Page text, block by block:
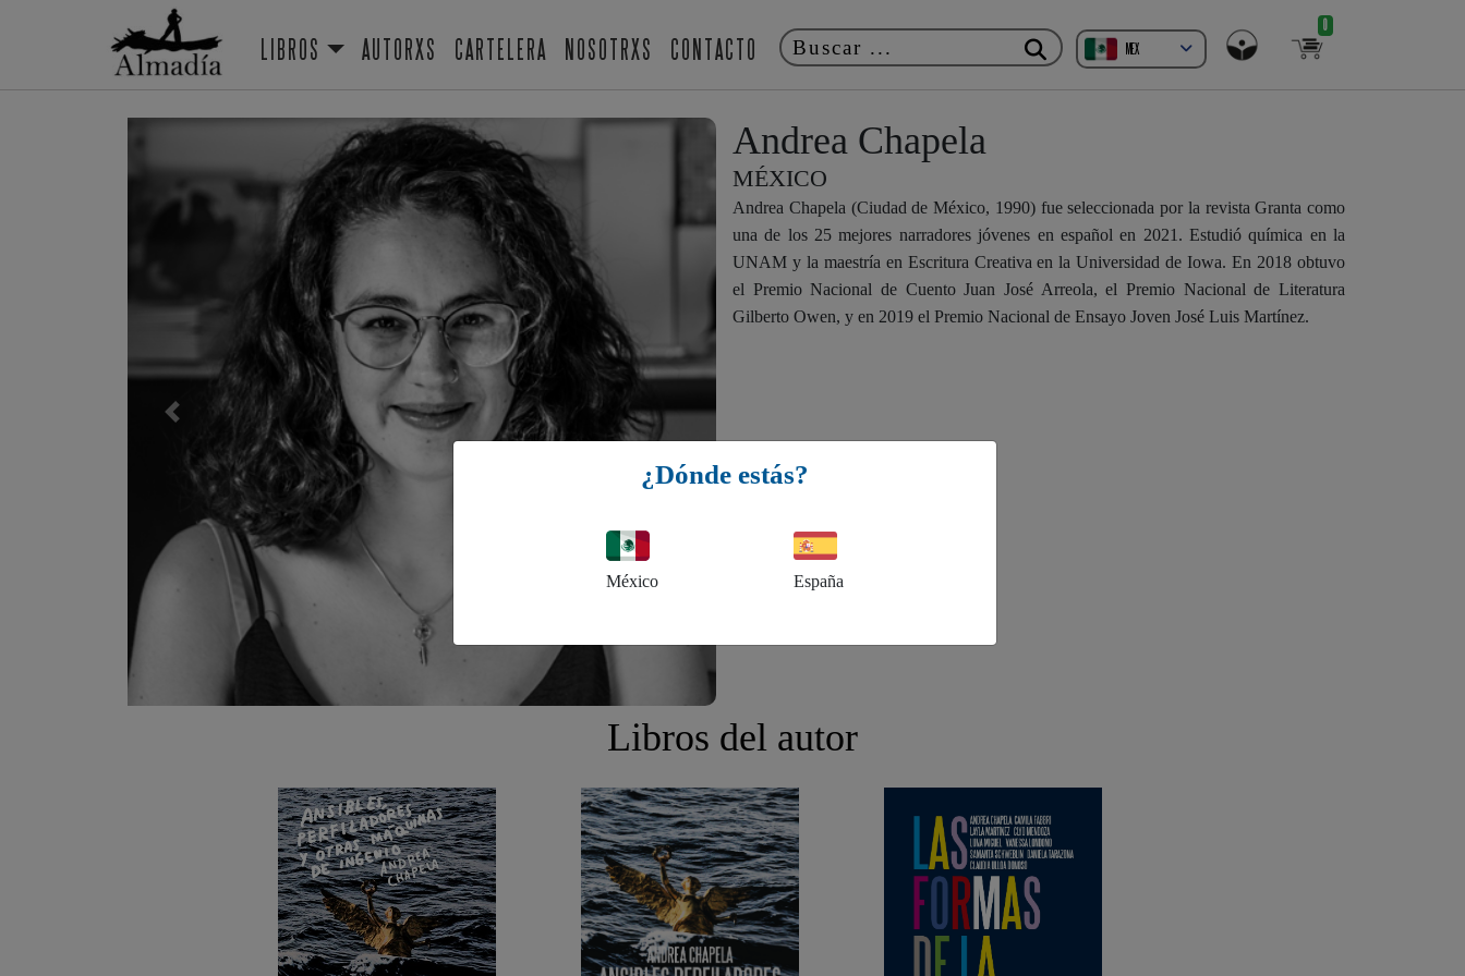
LIBROS AUTORXS CARTELERA NOSOTRXS CONTACTO MEX
0
Previous
Andrea Chapela
MÉXICO
Andrea Chapela (Ciudad de México, 1990) fue seleccionada por la revista Granta como
una de los 25 mejores narradores jóvenes en español en 2021. Estudió química en la
UNAM y la maestría en Escritura Creativa en la Universidad de Iowa. En 2018 obtuvo
el Premio Nacional de Cuento Juan José Arreola, el Premio Nacional de Literatura
Gilberto Owen, y en 2019 el Premio Nacional de Ensayo Joven José Luis Martínez.
Libros del autor
¿Dónde estás?
México España